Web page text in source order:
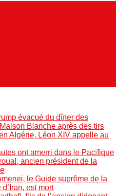
évacué du dîner des
Blanche après des tirs
Algérie, Léon XIV appelle au
ont amerri dans le Pacifique
ancien président de la
le Guide suprême de la
est mort